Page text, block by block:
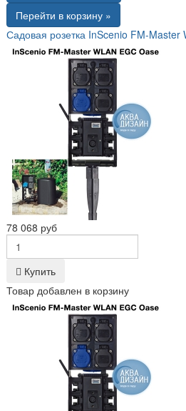
Перейти в корзину »
Садовая розетка InScenio FM-Master
78 068 руб
Купить
Товар добавлен в корзину